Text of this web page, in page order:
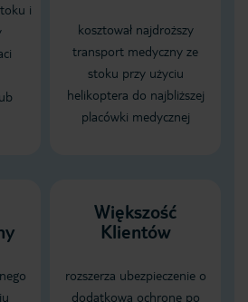
i
kosztował najdroższy
transport medyczny ze
stoku przy użyciu
helikoptera do najbliższej
placówki medycznej
Większość
Klientów
rozszerza ubezpieczenie o
dodatkową ochronę po